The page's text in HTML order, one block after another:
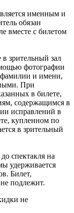
именным и
обязан
вместе с билетом
зрительный зал
фотографии
фамилии и имени,
При
в билете,
содержащимся в
исправлений в
купленном по
в зрительный
спектакля на
удерживается
Билет,
подлежит.
не